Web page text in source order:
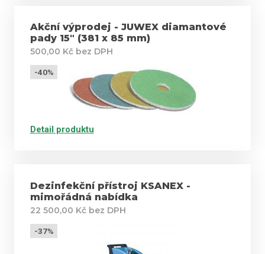
Akční výprodej - JUWEX diamantové
pady 15" (381 x 85 mm)
500,00 Kč bez DPH
-40%
Detail produktu
Dezinfekční přístroj KSANEX -
mimořádná nabídka
22 500,00 Kč bez DPH
-37%